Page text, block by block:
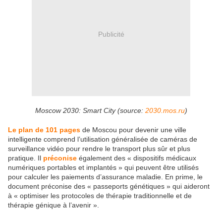
Publicité
Moscow 2030: Smart City (source: 2030.mos.ru)
Le plan de 101 pages de Moscou pour devenir une ville
intelligente comprend l’utilisation généralisée de caméras de
surveillance vidéo pour rendre le transport plus sûr et plus
pratique. Il préconise également des « dispositifs médicaux
numériques portables et implantés » qui peuvent être utilisés
pour calculer les paiements d’assurance maladie. En prime, le
document préconise des « passeports génétiques » qui aideront
à « optimiser les protocoles de thérapie traditionnelle et de
thérapie génique à l’avenir ».